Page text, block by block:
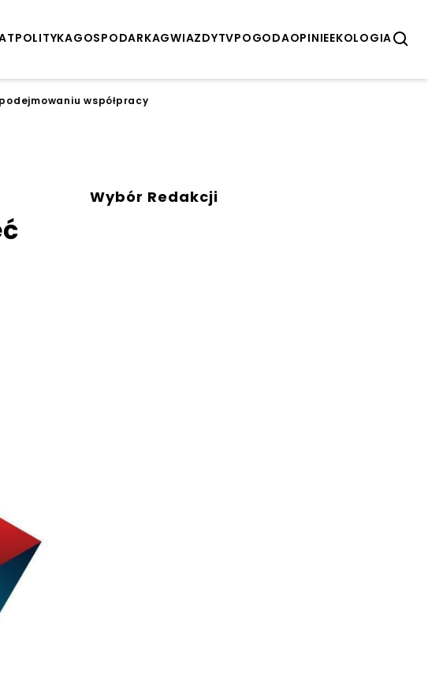
POLITYKAGOSPODARKAGWIAZDYTVPOGODAOPINIEEKOLOGIA
współpracy
Wybór Redakcji